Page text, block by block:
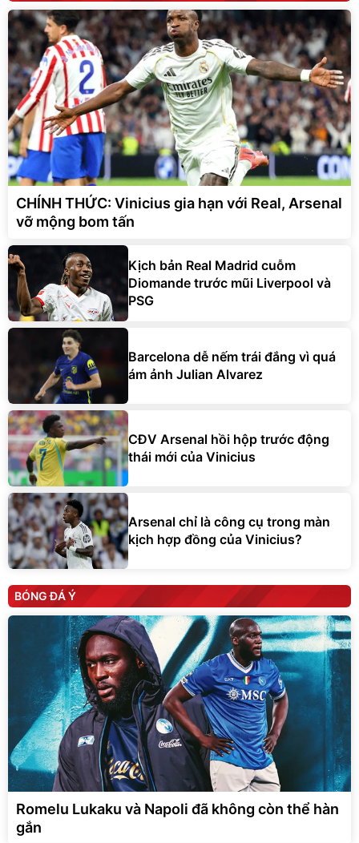
CHÍNH THỨC: Vinicius gia hạn với Real, Arsenal
vỡ mộng bom tấn
Kịch bản Real Madrid cuỗm
Diomande trước mũi Liverpool và
PSG
Barcelona dễ nếm trái đắng vì quá
ám ảnh Julian Alvarez
CĐV Arsenal hồi hộp trước động
thái mới của Vinicius
Arsenal chỉ là công cụ trong màn
kịch hợp đồng của Vinicius?
BÓNG ĐÁ Ý
Romelu Lukaku và Napoli đã không còn thể hàn
gắn